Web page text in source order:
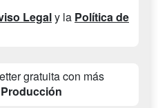
Legaly la Política de
gratuita con más